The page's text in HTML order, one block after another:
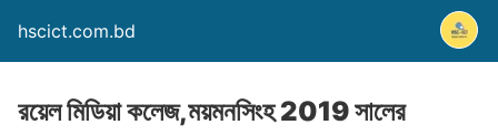
hscict.com.bd
রয়েল মিডিয়া কলেজ,ময়মনসিংহ 2019 সালের